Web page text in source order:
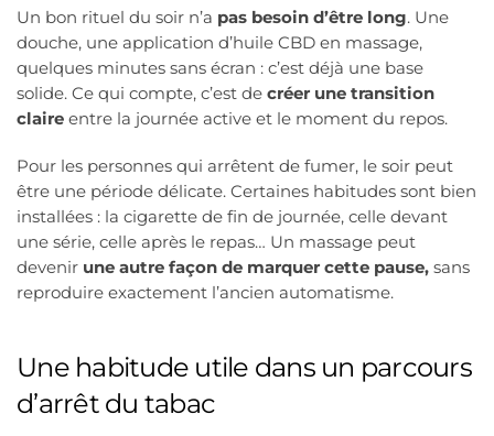
Un bon rituel du soir n’a pas besoin d’être long. Une
douche, une application d’huile CBD en massage,
quelques minutes sans écran : c’est déjà une base
solide. Ce qui compte, c’est de créer une transition
claire entre la journée active et le moment du repos.
Pour les personnes qui arrêtent de fumer, le soir peut
être une période délicate. Certaines habitudes sont bien
installées : la cigarette de fin de journée, celle devant
une série, celle après le repas… Un massage peut
devenir une autre façon de marquer cette pause, sans
reproduire exactement l’ancien automatisme.
Une habitude utile dans un parcours
d’arrêt du tabac